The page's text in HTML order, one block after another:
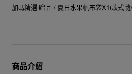
加碼精選-贈品 / 夏日水果帆布袋X1(款式隨
商品介紹